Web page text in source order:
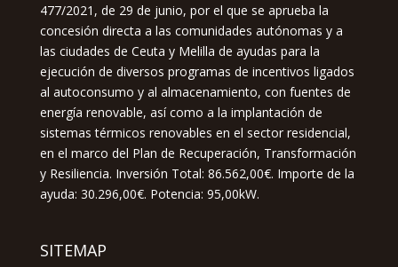
477/2021, de 29 de junio, por el que se aprueba la
concesión directa a las comunidades autónomas y a
las ciudades de Ceuta y Melilla de ayudas para la
ejecución de diversos programas de incentivos ligados
al autoconsumo y al almacenamiento, con fuentes de
energía renovable, así como a la implantación de
sistemas térmicos renovables en el sector residencial,
en el marco del Plan de Recuperación, Transformación
y Resiliencia. Inversión Total: 86.562,00€. Importe de la
ayuda: 30.296,00€. Potencia: 95,00kW.
SITEMAP